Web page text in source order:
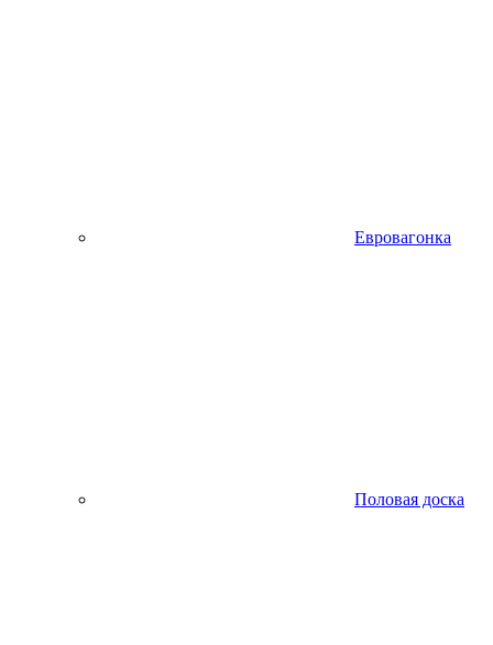
Евровагонка
Половая доска